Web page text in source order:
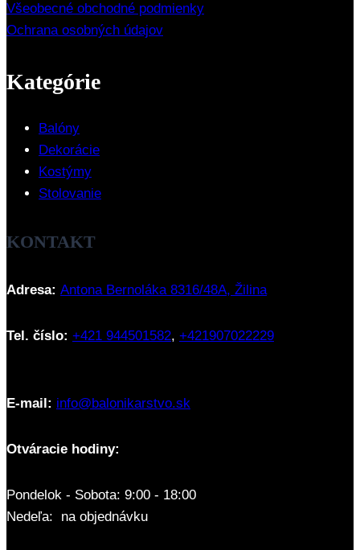
Všeobecné obchodné podmienky
Ochrana osobných údajov
Kategórie
Balóny
Dekorácie
Kostýmy
Stolovanie
KONTAKT
Adresa: Antona Bernoláka 8316/48A, Žilina
Tel. číslo: +421 944501582, +421907022229
E-mail: info@balonikarstvo.sk
Otváracie hodiny:
Pondelok - Sobota: 9:00 - 18:00
Nedeľa: na objednávku